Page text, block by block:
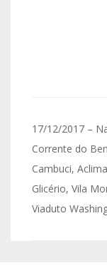
17/12/2017 –
Corrente do
Cambuci,
Glicério, Vila
Viaduto